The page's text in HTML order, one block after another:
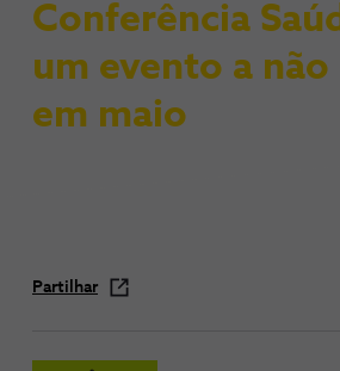
Conferência
um evento a
em maio
Partilhar